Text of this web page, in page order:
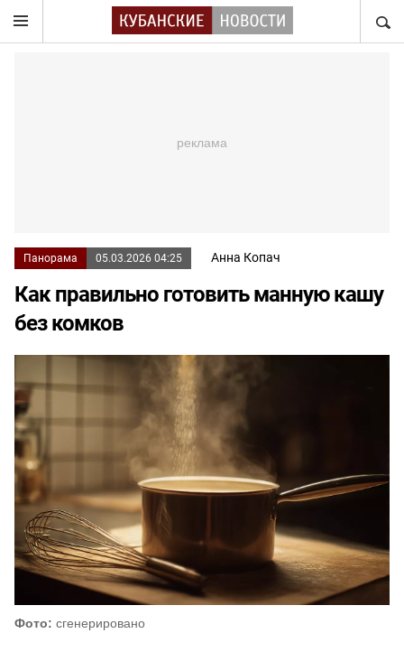
Панорама 05.03.2026 04:25 Анна Копач
Как правильно готовить манную кашу
без комков
Фото: сгенерировано